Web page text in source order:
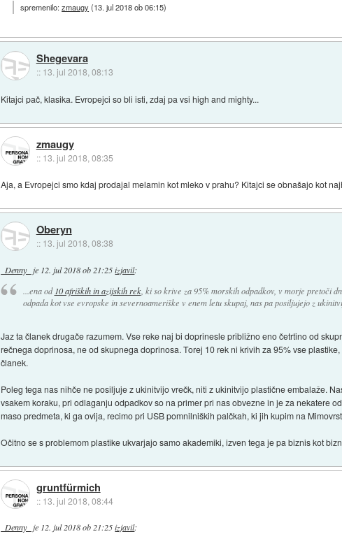
spremenilo:zmaugy (13. jul 2018 ob 06:15)
Shegevara
:: 13. jul 2018, 08:13
Kitajci pač, klasika. Evropejci so bli isti, zdaj pa vsi high and mighty...
zmaugy
:: 13. jul 2018, 08:35
Aja, a Evropejci smo kdaj prodajal melamin kot mleko v prahu? Kitajci se obnašajo kot
Oberyn
:: 13. jul 2018, 08:38
_Denny_ je 12. jul 2018 ob 21:25 izjavil:
...ena od 10 afriških in azijskih rek, ki so krive za 95% morskih odpadkov, v morje pretoči
odpada kot vse evropske in severnoameriške v enem letu skupaj, nas pa posiljujejo z
Jaz ta članek drugače razumem. Vse reke naj bi doprinesle približno eno četrtino od
rečnega doprinosa, ne od skupnega doprinosa. Torej 10 rek ni krivih za 95% vse
članek.
Poleg tega nas nihče ne posiljuje z ukinitvijo vrečk, niti z ukinitvijo plastične embalaže.
vsakem koraku, pri odlaganju odpadkov so na primer pri nas obvezne in je za nekatere
maso predmeta, ki ga ovija, recimo pri USB pomnilniških palčkah, ki jih kupim na
Očitno se s problemom plastike ukvarjajo samo akademiki, izven tega je pa biznis kot
gruntfürmich
:: 13. jul 2018, 08:44
_Denny_ je 12. jul 2018 ob 21:25 izjavil: